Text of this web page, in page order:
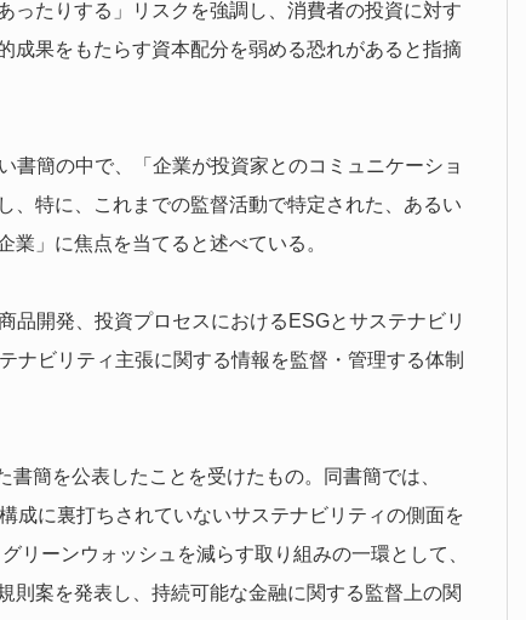
ったりする」リスクを強調し、消費者の投資に対す
成果をもたらす資本配分を弱める恐れがあると指摘
書簡の中で、「企業が投資家とのコミュニケーショ
、特に、これまでの監督活動で特定された、あるい
」に焦点を当てると述べている。
品開発、投資プロセスにおけるESGとサステナビリ
ナビリティ主張に関する情報を監督・管理する体制
簡を公表したことを受けたもの。同書簡では、
成に裏打ちされていないサステナビリティの側面を
リーンウォッシュを減らす取り組みの一環として、
則案を発表し、持続可能な金融に関する監督上の関